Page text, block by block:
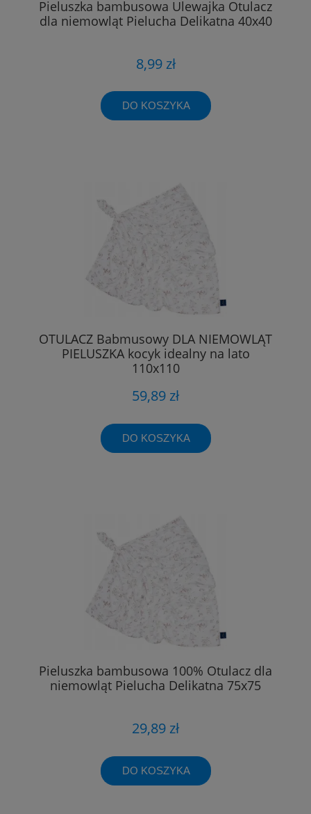
Pieluszka bambusowa Ulewajka Otulacz
dla niemowląt Pielucha Delikatna 40x40
8,99 zł
DO KOSZYKA
OTULACZ Babmusowy DLA NIEMOWLĄT
PIELUSZKA kocyk idealny na lato
110x110
59,89 zł
DO KOSZYKA
Pieluszka bambusowa 100% Otulacz dla
niemowląt Pielucha Delikatna 75x75
29,89 zł
DO KOSZYKA